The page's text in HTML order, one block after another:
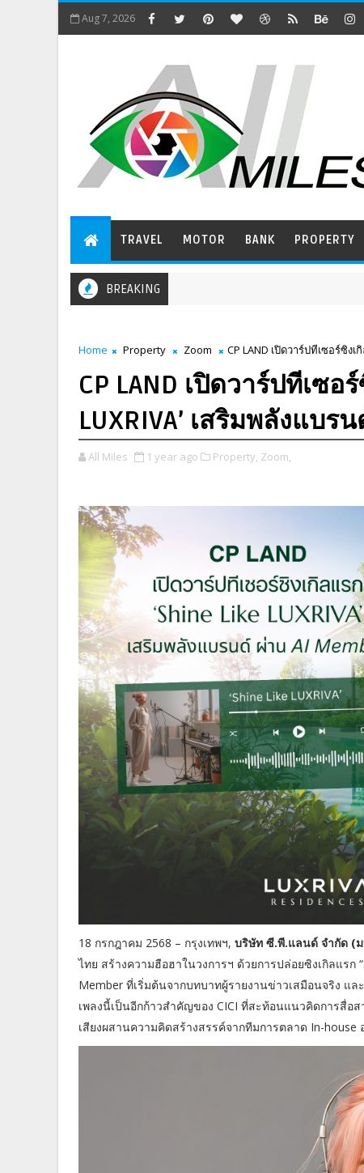
Aug 7, 2026
TRAVEL MOTOR BANK PROPERTY
BREAKING
Home Property Zoom CP LAND เปิดวาร์ปทีเซอร์ซิง
CP LAND เปิดวาร์ปทีเซอ
LUXRIVA’ เสริมพลังแบ
All Miles 1 year ago Property, Zoom,
18 กรกฎาคม 2568 – กรุงเทพฯ, บริษัท ซี.พี.แลนด์ จำกัด (
ไทย สร้างความฮือฮาในวงการฯ ด้วยการปล่อยซิงเกิลแรก
Member ที่เริ่มต้นจากบทบาทผู้รายงานข่าวเสมือนจริง แ
เพลงนี้เป็นอีกก้าวสำคัญของ CICI ที่สะท้อนแนวคิดการสื่
เสียงผสานความคิดสร้างสรรค์จากทีมการตลาด In-house